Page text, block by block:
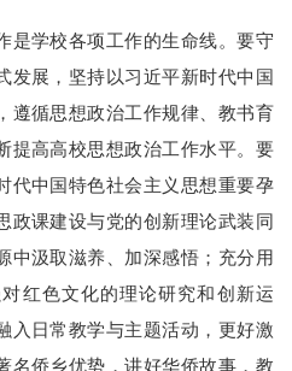
学校各项工作的生命线。要守
发展，坚持以习近平新时代中国
遵循思想政治工作规律、教书育
提高高校思想政治工作水平。要
代中国特色社会主义思想重要孕
政课建设与党的创新理论武装同
中汲取滋养、加深感悟；充分用
红色文化的理论研究和创新运
入日常教学与主题活动，更好激
名侨乡优势，讲好华侨故事，教